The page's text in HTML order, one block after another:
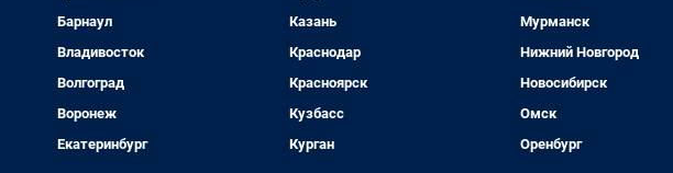
Барнаул
Владивосток
Волгоград
Воронеж
Екатеринбург
Казань
Краснодар
Красноярск
Кузбасс
Курган
Мурманск
Нижний Новгород
Новосибирск
Омск
Оренбург